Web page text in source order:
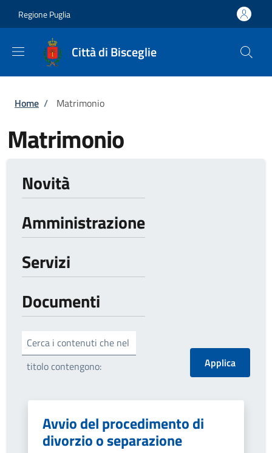
Regione Puglia
Città di Bisceglie
Briciole di pane
Home / Matrimonio
Matrimonio
Novità
Amministrazione
Servizi
Documenti
Cerca i contenuti che nel
titolo contengono:
Avvio del procedimento di
divorzio o separazione